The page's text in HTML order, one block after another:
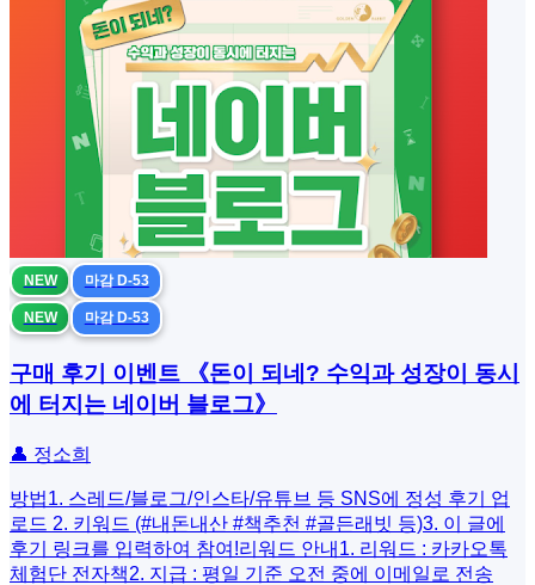
NEW 마감 D-53
NEW 마감 D-53
구매 후기 이벤트 《돈이 되네? 수익과 성장이 동시
에 터지는 네이버 블로그》
👤 정소희
방법1. 스레드/블로그/인스타/유튜브 등 SNS에 정성 후기 업
로드 2. 키워드 (#내돈내산 #책추천 #골든래빗 등)3. 이 글에
후기 링크를 입력하여 참여!리워드 안내1. 리워드 : 카카오톡
체험단 전자책2. 지급 : 평일 기준 오전 중에 이메일로 전송